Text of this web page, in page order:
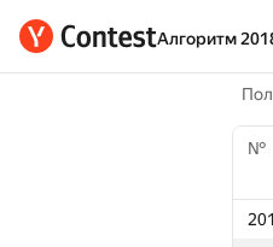
Алгоритм
№
201